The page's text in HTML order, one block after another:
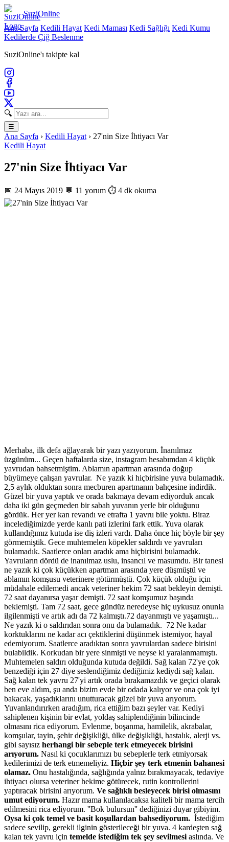
SuziOnline
Ana Sayfa Kedili Hayat Kedi Maması Kedi Sağlığı Kedi Kumu
Kedilerde Çiğ Beslenme
SuziOnline'ı takipte kal
🔍
☰
Ana Sayfa › Kedili Hayat › 27'nin Size İhtiyacı Var
Kedili Hayat
27'nin Size İhtiyacı Var
📅 24 Mayıs 2019 💬 11 yorum ⏱️ 4 dk okuma
Merhaba, ilk defa ağlayarak bir yazı yazıyorum. İnanılmaz
üzgünüm... Geçen haftalarda size, instagram hesabımdan 4 küçük
yavrudan bahsetmiştim. Ablamın apartman arasında doğup
büyümeye çalışan yavrular. Ne yazık ki hiçbirisine yuva bulamadık.
2,5 aylık olduktan sonra mecburen apartmanın bahçesine indirdik.
Güzel bir yuva yaptık ve orada bakmaya devam ediyorduk ancak
daha iki gün geçmeden bir sabah yuvanın yerle bir olduğunu
gördük. Her yer kan revandı ve etrafta 1 yavru bile yoktu. Biraz
incelediğimizde yerde kanlı pati izlerini fark ettik. Yuva olarak
kullandığımız kutuda ise diş izleri vardı. Daha önce hiç böyle bir şey
görmemiştik. Gece muhtemelen köpekler saldırdı ve yavruları
bulamadık. Saatlerce onları aradık ama hiçbirisini bulamadık.
Yavruların dördü de inanılmaz uslu, insancıl ve masumdu. Bir tanesi
ne yazık ki çok küçükken apartman arasında yere düşmüştü ve
ablamın komşusu veterinere götürmüştü. Çok küçük olduğu için
müdahale edilemedi ancak veteriner hekim 72 saat bekleyin demişti.
72 saat dayanırsa yaşar demişti. 72 saat komşumuz başında
beklemişti. Tam 72 saat, gece gündüz neredeyse hiç uykusuz onunla
ilgilenmişti ve artık adı da 72 kalmıştı.72 dayanmıştı ve yaşamıştı...
Ne yazık ki o saldırıdan sonra onu da bulamadık. 72 Ne kadar
korktuklarını ne kadar acı çektiklerini düşünmek istemiyor, hayal
edemiyorum. Saatlerce aradıktan sonra yavrulardan sadece birisini
bulabildik. Korkudan bir yere sinmişti ve neyse ki yaralanmamıştı.
Muhtemelen saldırı olduğunda kutuda değildi. Sağ kalan 72'ye çok
benzediği için 27 diye seslendiğimiz dediğimiz kediydi sağ kalan.
Sağ kalan tek yavru 27'yi artık orada bırakamazdık ve geçici olarak
ben eve aldım, şu anda bizim evde bir odada kalıyor ve ona çok iyi
bakacak, yaşadıklarını unutturacak güzel bir yuva arıyorum.
Yuvanlandırırken aradığım, rica ettiğim bazı şeyler var. Kediyi
sahiplenen kişinin bir evlat, yoldaş sahiplendiğinin bilincinde
olmasını rica ediyorum. Evlenme, boşanma, hamilelik, akrabalar,
komşular, tayin, şehir değişikliği, ülke değişikliği, hastalık, alerji vs.
gibi sayısız herhangi bir sebeple terk etmeyecek birisini
arıyorum. Nasıl ki çocuklarımızı bu sebeplerle terk etmiyorsak
kedilerimizi de terk etmemeliyiz. Hiçbir şey terk etmenin bahanesi
olamaz. Onu hastalığında, sağlığında yalnız bırakmayacak, tedaviye
ihtiyacı olursa veteriner hekime götürecek, rutin kontrollerini
yaptıracak birisini arıyorum. Ve sağlıklı besleyecek birisi olmasını
umut ediyorum. Hazır mama kullanılacaksa kaliteli bir mama tercih
edilmesini rica ediyorum. ''Bok bulursun'' dediğinizi duyar gibiyim.
Oysa ki çok temel ve basit koşullardan bahsediyorum. İstediğim
sadece sevilip, gerekli ilginin gösterileceği bir yuva. 4 kardeşten sağ
kalan tek yavru için temelde istediğim tek şey sevilmesi aslında. Ve